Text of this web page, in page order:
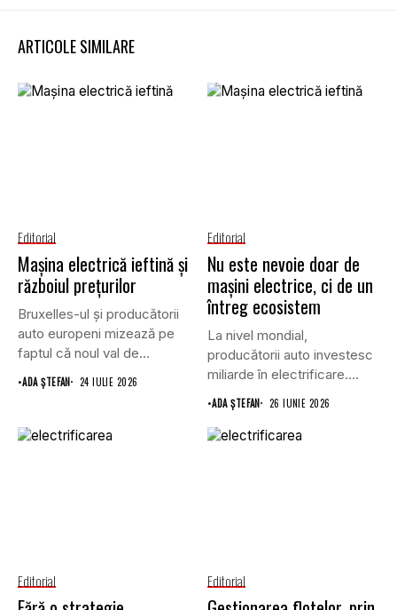
ARTICOLE SIMILARE
Editorial
Mașina electrică ieftină și
războiul prețurilor
Bruxelles-ul și producătorii
auto europeni mizează pe
faptul că noul val de...
•ADA ȘTEFAN 24 IULIE 2026
Editorial
Nu este nevoie doar de
mașini electrice, ci de un
întreg ecosistem
La nivel mondial,
producătorii auto investesc
miliarde în electrificare.
Provocarea inginerească
este...
•ADA ȘTEFAN 26 IUNIE 2026
Editorial Editorial